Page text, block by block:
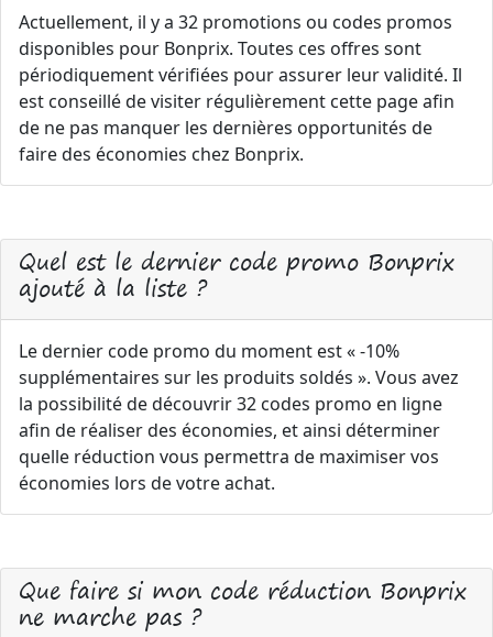
Actuellement, il y a 32 promotions ou codes promos
disponibles pour Bonprix. Toutes ces offres sont
périodiquement vérifiées pour assurer leur validité. Il
est conseillé de visiter régulièrement cette page afin
de ne pas manquer les dernières opportunités de
faire des économies chez Bonprix.
Quel est le dernier code promo Bonprix
ajouté à la liste ?
Le dernier code promo du moment est « -10%
supplémentaires sur les produits soldés ». Vous avez
la possibilité de découvrir 32 codes promo en ligne
afin de réaliser des économies, et ainsi déterminer
quelle réduction vous permettra de maximiser vos
économies lors de votre achat.
Que faire si mon code réduction Bonprix
ne marche pas ?